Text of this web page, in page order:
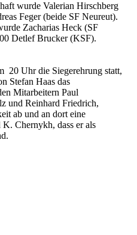
wurde Valerian Hirschberg
Feger (beide SF Neureut).
Zacharias Heck (SF
Detlef Brucker (KSF).
20 Uhr die Siegerehrung statt,
Stefan Haas das
Mitarbeitern Paul
und Reinhard Friedrich,
ab und an dort eine
Chernykh, dass er als